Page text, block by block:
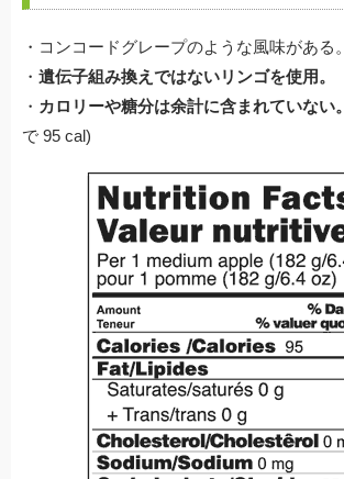
・コンコードグレープのような風味がある。
・ 遺伝子組み換えではないリンゴを使用。
・ カロリーや糖分は余計に含まれていない。
で 95 cal)